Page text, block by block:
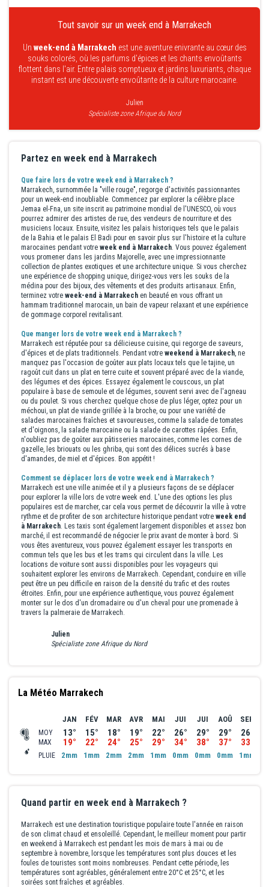
Tout savoir sur un week end à Marrakech
Un week-end à Marrakech est une aventure enivrante au cœur des
souks colorés, où les parfums d'épices et les chants envoûtants
flottent dans l'air. Entre palais somptueux et jardins luxuriants, chaque
instant est une découverte envoûtante de la culture marocaine.
Julien
Spécialiste zone Afrique du Nord
Partez en week end à Marrakech
Que faire lors de votre week end à Marrakech ?
Marrakech, surnommée la "ville rouge", regorge d'activités passionnantes
pour un week-end inoubliable. Commencez par explorer la célèbre place
Jemaa el-Fna, un site inscrit au patrimoine mondial de l'UNESCO, où vous
pourrez admirer des artistes de rue, des vendeurs de nourriture et des
musiciens locaux. Ensuite, visitez les palais historiques tels que le palais
de la Bahia et le palais El Badi pour en savoir plus sur l'histoire et la culture
marocaines pendant votre week end à Marrakech . Vous pouvez également
vous promener dans les jardins Majorelle, avec une impressionnante
collection de plantes exotiques et une architecture unique. Si vous cherchez
une expérience de shopping unique, dirigez-vous vers les souks de la
médina pour des bijoux, des vêtements et des produits artisanaux. Enfin,
terminez votre week-end à Marrakech en beauté en vous offrant un
hammam traditionnel marocain, un bain de vapeur relaxant et une expérience
de gommage corporel revitalisant.
Que manger lors de votre week end à Marrakech ?
Marrakech est réputée pour sa délicieuse cuisine, qui regorge de saveurs,
d'épices et de plats traditionnels. Pendant votre weekend à Marrakech , ne
manquez pas l'occasion de goûter aux plats locaux tels que le tajine, un
ragoût cuit dans un plat en terre cuite et souvent préparé avec de la viande,
des légumes et des épices. Essayez également le couscous, un plat
populaire à base de semoule et de légumes, souvent servi avec de l'agneau
ou du poulet. Si vous cherchez quelque chose de plus léger, optez pour un
méchoui, un plat de viande grillée à la broche, ou pour une variété de
salades marocaines fraîches et savoureuses, comme la salade de tomates
et d'oignons, la salade marocaine ou la salade de carottes râpées. Enfin,
n'oubliez pas de goûter aux pâtisseries marocaines, comme les cornes de
gazelle, les briouats ou les ghriba, qui sont des délices sucrés à base
d'amandes, de miel et d'épices. Bon appétit !
Comment se déplacer lors de votre week end à Marrakech ?
Marrakech est une ville animée et il y a plusieurs façons de se déplacer
pour explorer la ville lors de votre week end. L'une des options les plus
populaires est de marcher, car cela vous permet de découvrir la ville à votre
rythme et de profiter de son architecture historique pendant votre week end
à Marrakech . Les taxis sont également largement disponibles et assez bon
marché, il est recommandé de négocier le prix avant de monter à bord. Si
vous êtes aventureux, vous pouvez également essayer les transports en
commun tels que les bus et les trams qui circulent dans la ville. Les
locations de voiture sont aussi disponibles pour les voyageurs qui
souhaitent explorer les environs de Marrakech. Cependant, conduire en ville
peut être un peu difficile en raison de la densité du trafic et des routes
étroites. Enfin, pour une expérience authentique, vous pouvez également
monter sur le dos d'un dromadaire ou d'un cheval pour une promenade à
travers la palmeraie de Marrakech.
Julien
Spécialiste zone Afrique du Nord
La Météo Marrakech
MOY
MAX
PLUIE
JAN
13°
19°
2mm
FÉV
15°
22°
1mm
MAR
18°
24°
2mm
AVR
19°
25°
2mm
MAI
22°
29°
1mm
JUI
26°
34°
0mm
JUI
29°
38°
0mm
AOÛ
29°
37°
0mm
SEP
26°
33°
1mm
Quand partir en week end à Marrakech ?
Marrakech est une destination touristique populaire toute l'année en raison
de son climat chaud et ensoleillé. Cependant, le meilleur moment pour partir
en weekend à Marrakech est pendant les mois de mars à mai ou de
septembre à novembre, lorsque les températures sont plus douces et les
foules de touristes sont moins nombreuses. Pendant cette période, les
températures sont agréables, généralement entre 20°C et 25°C, et les
soirées sont fraîches et agréables.